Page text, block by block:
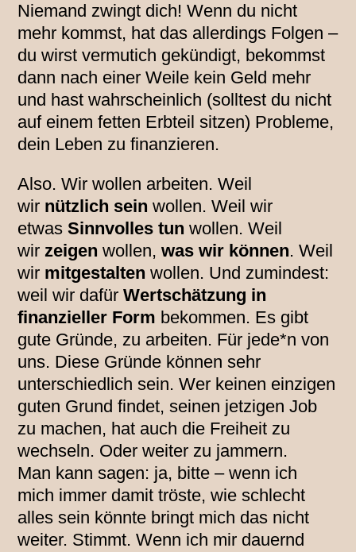
Niemand zwingt dich! Wenn du nicht
mehr kommst, hat das allerdings Folgen –
du wirst vermutich gekündigt, bekommst
dann nach einer Weile kein Geld mehr
und hast wahrscheinlich (solltest du nicht
auf einem fetten Erbteil sitzen) Probleme,
dein Leben zu finanzieren.
Also. Wir wollen arbeiten. Weil
wir nützlich sein wollen. Weil wir
etwasSinnvolles tun wollen. Weil
wirzeigen wollen,was wir können. Weil
wir mitgestalten wollen. Und zumindest:
weil wir dafürWertschätzung in
finanzieller Form bekommen. Es gibt
gute Gründe, zu arbeiten. Für jede*n von
uns. Diese Gründe können sehr
unterschiedlich sein. Wer keinen einzigen
guten Grund findet, seinen jetzigen Job
zu machen, hat auch die Freiheit zu
wechseln. Oder weiter zu jammern.
Man kann sagen: ja, bitte – wenn ich
mich immer damit tröste, wie schlecht
alles sein könnte bringt mich das nicht
weiter. Stimmt. Wenn ich mir dauernd